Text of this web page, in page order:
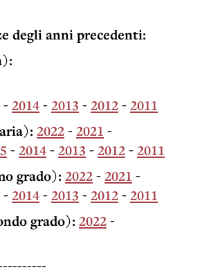
degli anni precedenti:
- 2014- 2013 - 2012- 2011
2022- 2021 -
- 2014- 2013 - 2012- 2011
grado): 2022- 2021 -
- 2014- 2013 - 2012- 2011
grado): 2022-